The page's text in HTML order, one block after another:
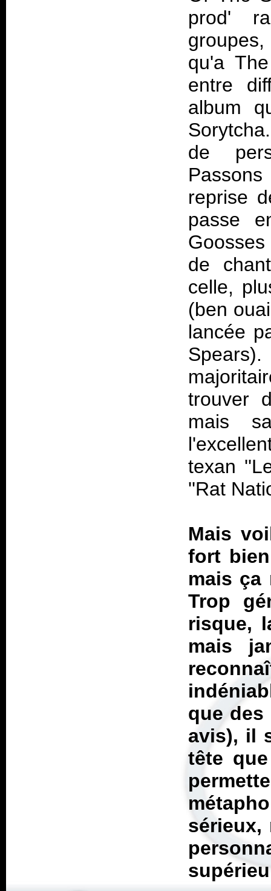
prod'
qu'a
entre
album
de
reprise
passe
de
celle,
(ben
lancée
trouver
mais
texan
''Rat
Mais
fort
mais ça
Trop
risque,
mais
que des
avis), il
tête
sérieux,